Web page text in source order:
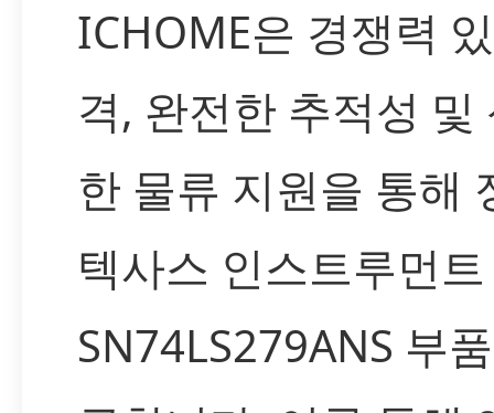
ICHOME은 경쟁력
격, 완전한 추적성 및
한 물류 지원을 통해
텍사스 인스트루먼트
SN74LS279ANS 부